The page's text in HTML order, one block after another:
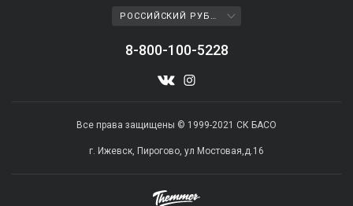
РОССИЙСКИЙ РУБЛЬ
8-800-100-5228
Все права защищены © 1999-2021 СК БАСО
г. Ижевск, Пирогово, ул Мостовая,д.16